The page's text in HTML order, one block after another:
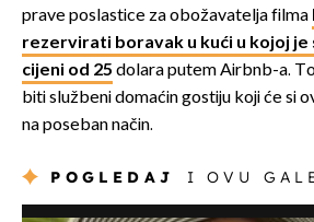
prave poslastice za obožavatelja filma
rezervirati boravak u kući u kojoj je
cijeni od 25 dolara putem Airbnb-a.
biti službeni domaćin gostiju koji će si
na poseban način.
POGLEDAJ I OVU